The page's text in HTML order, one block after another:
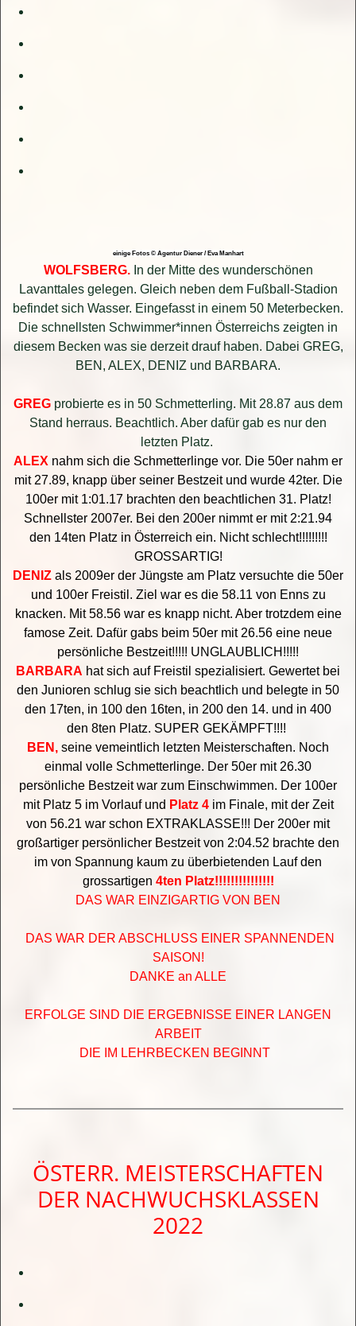
einige Fotos © Agentur Diener / Eva Manhart
WOLFSBERG. In der Mitte des wunderschönen
Lavanttales gelegen. Gleich neben dem Fußball-Stadion
befindet sich Wasser. Eingefasst in einem 50 Meterbecken.
Die schnellsten Schwimmer*innen Österreichs zeigten in
diesem Becken was sie derzeit drauf haben. Dabei GREG,
BEN, ALEX, DENIZ und BARBARA.
GREG probierte es in 50 Schmetterling. Mit 28.87 aus dem
Stand herraus. Beachtlich. Aber dafür gab es nur den
letzten Platz.
ALEX nahm sich die Schmetterlinge vor. Die 50er nahm er
mit 27.89, knapp über seiner Bestzeit und wurde 42ter. Die
100er mit 1:01.17 brachten den beachtlichen 31. Platz!
Schnellster 2007er. Bei den 200er nimmt er mit 2:21.94
den 14ten Platz in Österreich ein. Nicht schlecht!!!!!!!!!
GROSSARTIG!
DENIZ als 2009er der Jüngste am Platz versuchte die 50er
und 100er Freistil. Ziel war es die 58.11 von Enns zu
knacken. Mit 58.56 war es knapp nicht. Aber trotzdem eine
famose Zeit. Dafür gabs beim 50er mit 26.56 eine neue
persönliche Bestzeit!!!!! UNGLAUBLICH!!!!!
BARBARA hat sich auf Freistil spezialisiert. Gewertet bei
den Junioren schlug sie sich beachtlich und belegte in 50
den 17ten, in 100 den 16ten, in 200 den 14. und in 400
den 8ten Platz. SUPER GEKÄMPFT!!!!
BEN, seine vemeintlich letzten Meisterschaften. Noch
einmal volle Schmetterlinge. Der 50er mit 26.30
persönliche Bestzeit war zum Einschwimmen. Der 100er
mit Platz 5 im Vorlauf und Platz 4im Finale, mit der Zeit
von 56.21 war schon EXTRAKLASSE!!! Der 200er mit
großartiger persönlicher Bestzeit von 2:04.52 brachte den
im von Spannung kaum zu überbietenden Lauf den
grossartigen 4ten Platz!!!!!!!!!!!!!!!
DAS WAR EINZIGARTIG VON BEN
DAS WAR DER ABSCHLUSS EINER SPANNENDEN
SAISON!
DANKE an ALLE
ERFOLGE SIND DIE ERGEBNISSE EINER LANGEN
ARBEIT
DIE IM LEHRBECKEN BEGINNT
ÖSTERR. MEISTERSCHAFTEN
DER NACHWUCHSKLASSEN
2022